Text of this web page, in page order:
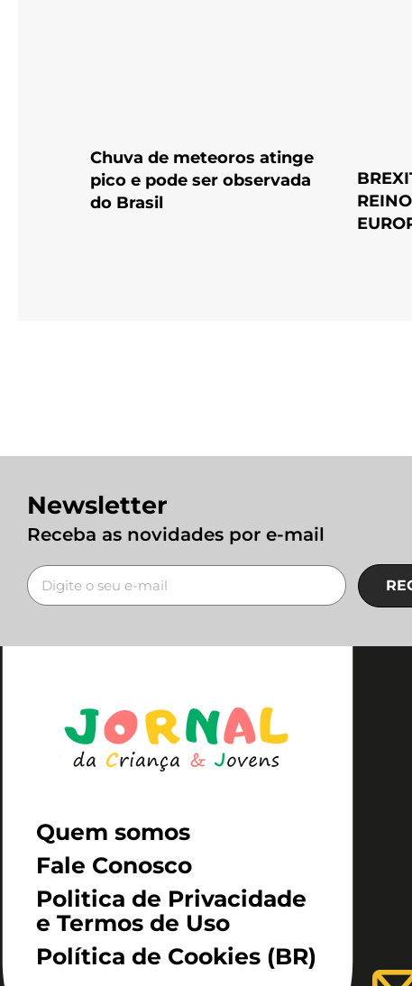
Chuva de meteoros atinge
pico e pode ser observada
do Brasil
Newsletter
Receba as novidades por e-mail
Quem somos
Fale Conosco
Politica de Privacidade
e Termos de Uso
Política de Cookies (BR)